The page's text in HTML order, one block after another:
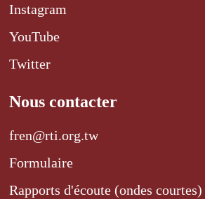
Instagram
YouTube
Twitter
Nous contacter
fren@rti.org.tw
Formulaire
Rapports d'écoute (ondes courtes)